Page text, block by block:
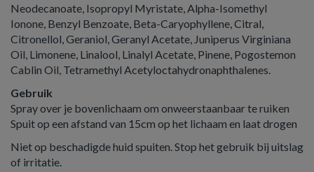
Neodecanoate, Isopropyl Myristate, Alpha-Isomethyl
Ionone, Benzyl Benzoate, Beta-Caryophyllene, Citral,
Citronellol, Geraniol, Geranyl Acetate, Juniperus Virginiana
Oil, Limonene, Linalool, Linalyl Acetate, Pinene, Pogostemon
Cablin Oil, Tetramethyl Acetyloctahydronaphthalenes.
Gebruik
Spray over je bovenlichaam om onweerstaanbaar te ruiken
Spuit op een afstand van 15cm op het lichaam en laat drogen
Niet op beschadigde huid spuiten. Stop het gebruik bij uitslag
of irritatie.